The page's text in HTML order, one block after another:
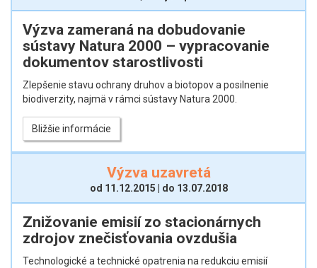
Výzva zameraná na dobudovanie
sústavy Natura 2000 – vypracovanie
dokumentov starostlivosti
Zlepšenie stavu ochrany druhov a biotopov a posilnenie
biodiverzity, najmä v rámci sústavy Natura 2000.
Bližšie informácie
Výzva uzavretá
od 11.12.2015 | do 13.07.2018
Znižovanie emisií zo stacionárnych
zdrojov znečisťovania ovzdušia
Technologické a technické opatrenia na redukciu emisií